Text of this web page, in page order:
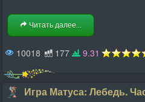
Читать далее...
10018 177 9.31
Игра Матуса: Лебедь.